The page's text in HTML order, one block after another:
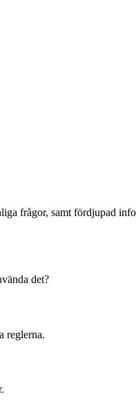
frågor, samt fördjupad
det?
reglerna.